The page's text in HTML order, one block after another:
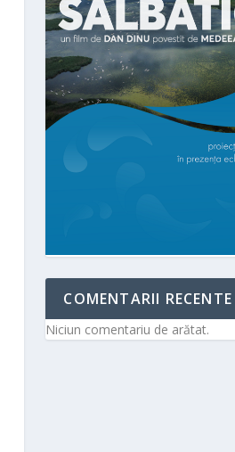
COMENTARII RECENTE
Niciun comentariu de arătat.